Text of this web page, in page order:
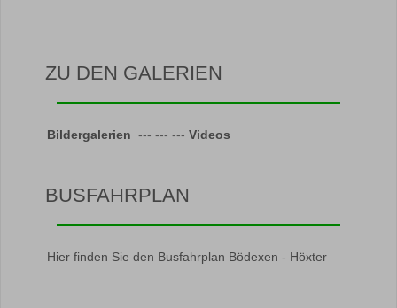
ZU DEN GALERIEN
Bildergalerien --- --- --- Videos
BUSFAHRPLAN
Hier finden Sie den Busfahrplan Bödexen - Höxter